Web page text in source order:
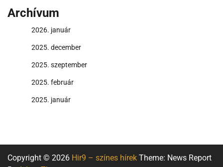
Archívum
2026. január
2025. december
2025. szeptember
2025. február
2025. január
Copyright © 2026 Hir9 – színes hírek Theme: News Report